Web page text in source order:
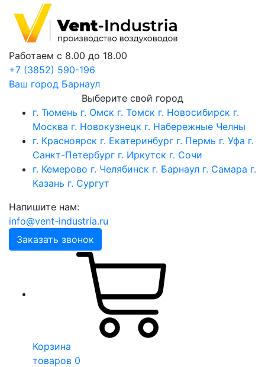
Работаем с 8.00 до 18.00
+7 (3852) 590-196
Ваш город Барнаул
Выберите свой город
г. Тюмень г. Омск г. Томск г. Новосибирск г.
Москва г. Новокузнецк г. Набережные Челны
г. Красноярск г. Екатеринбург г. Пермь г. Уфа г.
Санкт-Петербург г. Иркутск г. Сочи
г. Кемерово г. Челябинск г. Барнаул г. Самара г.
Казань г. Сургут
Напишите нам:
info@vent-industria.ru
Заказать звонок
Корзина
товаров 0